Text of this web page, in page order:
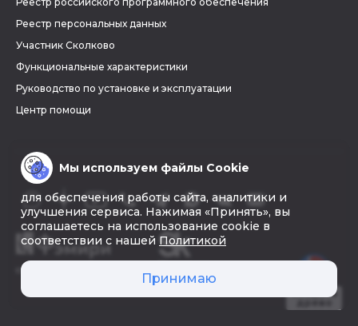
Реестр персональных данных
Участник Сколково
Функциональные характеристики
Руководство по установке и эксплуатации
Центр помощи
© 2026 «Фэмири»
Мы используем файлы Cookie
для обеспечения работы сайта, аналитики и
улучшения сервиса. Нажимая «Принять», вы
соглашаетесь на использование cookie в
соответствии с нашей Политикой
Принимаю
Создать